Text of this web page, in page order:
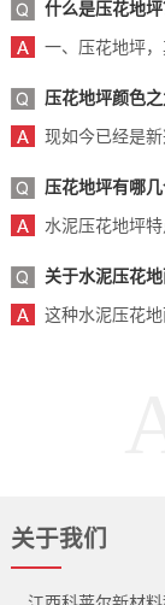
什么是压花地坪
一、压花地坪，
压花地坪颜色
现如今已经是新
压花地坪有哪几
水泥压花地坪
关于水泥压花
这种水泥压花地
关于我们